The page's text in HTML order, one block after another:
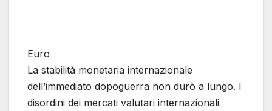
Euro
La stabilità monetaria internazionale
dell’immediato dopoguerra non durò a lungo. I
disordini dei mercati valutari internazionali